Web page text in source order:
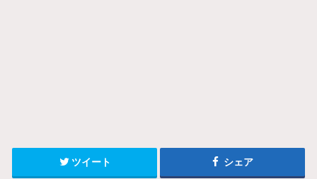
ツイート シェア